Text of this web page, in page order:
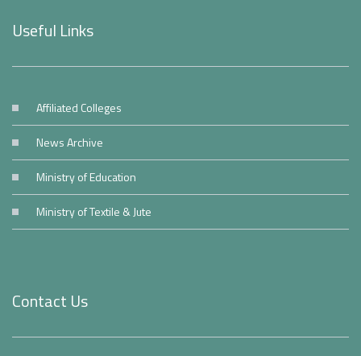
Useful Links
Affiliated Colleges
News Archive
Ministry of Education
Ministry of Textile & Jute
Contact Us